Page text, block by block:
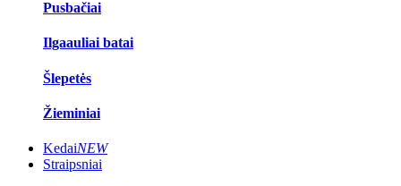
Pusbačiai
Ilgaauliai batai
Šlepetės
Žieminiai
KedaiNEW
Straipsniai